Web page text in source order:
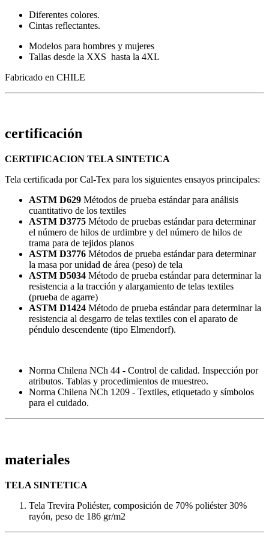
Diferentes colores.
Cintas reflectantes.
Modelos para hombres y mujeres
Tallas desde la XXS hasta la 4XL
Fabricado en CHILE
certificación
CERTIFICACION TELA SINTETICA
Tela certificada por Cal-Tex para los siguientes ensayos principales:
ASTM D629 Métodos de prueba estándar para análisis
cuantitativo de los textiles
ASTM D3775 Método de pruebas estándar para determinar
el número de hilos de urdimbre y del número de hilos de
trama para de tejidos planos
ASTM D3776 Métodos de prueba estándar para determinar
la masa por unidad de área (peso) de tela
ASTM D5034 Método de prueba estándar para determinar la
resistencia a la tracción y alargamiento de telas textiles
(prueba de agarre)
ASTM D1424 Método de prueba estándar para determinar la
resistencia al desgarro de telas textiles con el aparato de
péndulo descendente (tipo Elmendorf).
Norma Chilena NCh 44 - Control de calidad. Inspección por
atributos. Tablas y procedimientos de muestreo.
Norma Chilena NCh 1209 - Textiles, etiquetado y símbolos
para el cuidado.
materiales
TELA SINTETICA
Tela Trevira Poliéster, composición de 70% poliéster 30%
rayón, peso de 186 gr/m2